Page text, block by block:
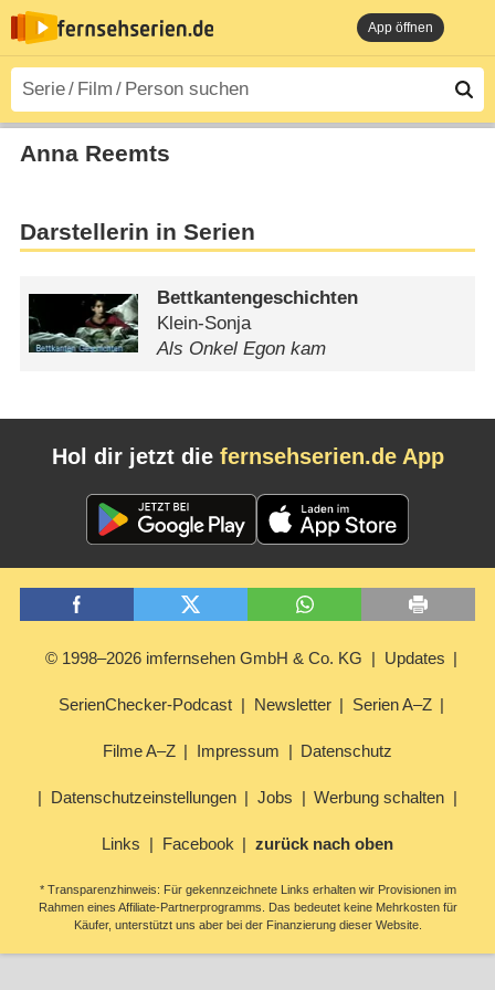
App öffnen
Anna Reemts
Darstellerin in Serien
Bettkantengeschichten
Klein-Sonja
Als Onkel Egon kam
Hol dir jetzt die fernsehserien.de App
© 1998–2026 imfernsehen GmbH & Co. KG Updates
SerienChecker-Podcast Newsletter Serien A–Z
Filme A–Z Impressum Datenschutz
Datenschutzeinstellungen Jobs Werbung schalten
Links Facebook zurück nach oben
* Transparenzhinweis: Für gekennzeichnete Links erhalten wir Provisionen im
Rahmen eines Affiliate-Partnerprogramms. Das bedeutet keine Mehrkosten für
Käufer, unterstützt uns aber bei der Finanzierung dieser Website.